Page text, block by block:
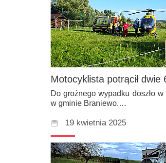
Motocyklista potrącił
Do groźnego wypadku doszło
w gminie Braniewo.…
19 kwietnia 2025